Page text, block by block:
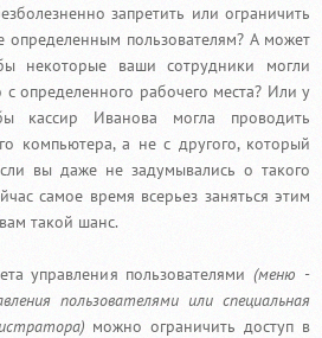
запретить или ограничить
определенным пользователям? А может
некоторые ваши сотрудники могли
с определенного рабочего места? Или у
кассир Иванова могла проводить
компьютера, а не с другого, который
вы даже не задумывались о такого
самое время всерьез заняться этим
такой шанс.
управления пользователями(меню -
пользователями или специальная
можно ограничить доступ в